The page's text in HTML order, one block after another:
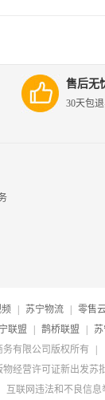
售后无
30天包
苏宁物流 零售
联盟 鹊桥联盟
务有限公司版权所有
物经营许可证新出发苏
互联网违法和不良信息